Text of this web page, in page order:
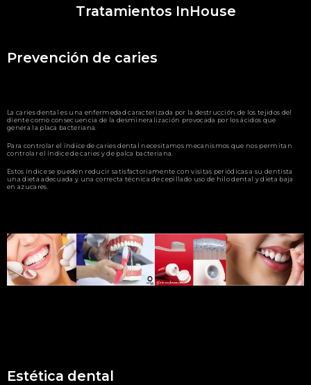
Tratamientos InHouse
Prevención de caries
La caries dental es una enfermedad caracterizada por la destrucción de los tejidos del
diente como consecuencia de la desmineralización provocada por los ácidos que
genera la placa bacteriana.
Para controlar el índice de caries dental necesitamos mecanismos que nos permitan
controlar el índice de caries y de palca bacteriana.
Estos índice se pueden reducir satisfactoriamente con visitas periódicas a su dentista
una dieta adecuada y una correcta técnica de cepillado uso de hilo dental y dieta baja
en azucares.
Estética dental